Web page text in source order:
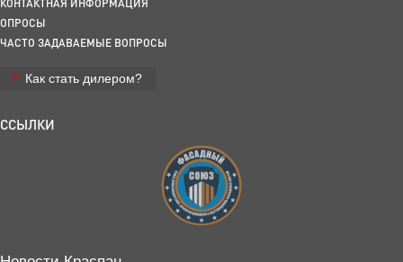
КОНТАКТНАЯ ИНФОРМАЦИЯ
ОПРОСЫ
ЧАСТО ЗАДАВАЕМЫЕ ВОПРОСЫ
Как стать дилером?
ССЫЛКИ